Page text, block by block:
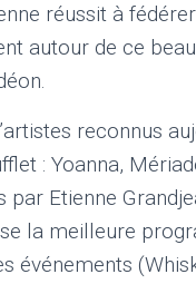
réussit à
autour de ce
reconnus
: Yoanna,
par Etienne
la meilleure
événements